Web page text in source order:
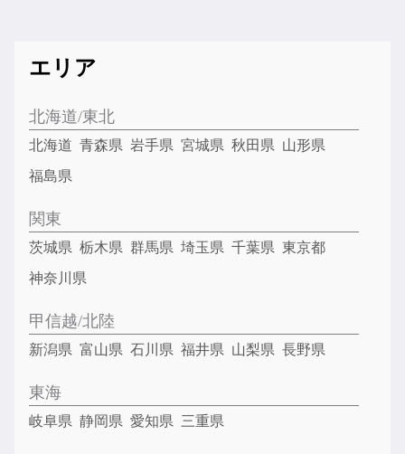
エリア
北海道/東北
北海道 青森県 岩手県 宮城県 秋田県 山形県
福島県
関東
茨城県 栃木県 群馬県 埼玉県 千葉県 東京都
神奈川県
甲信越/北陸
新潟県 富山県 石川県 福井県 山梨県 長野県
東海
岐阜県 静岡県 愛知県 三重県